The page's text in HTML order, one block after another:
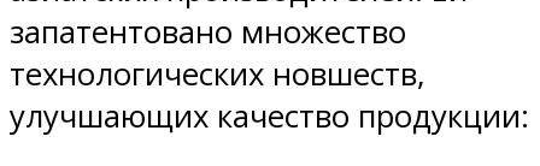
запатентовано множество
технологических новшеств,
улучшающих качество продукции: